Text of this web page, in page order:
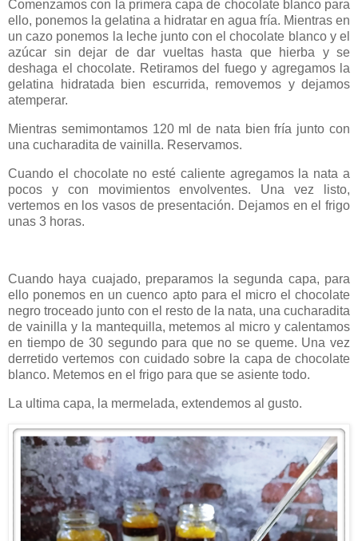
Comenzamos con la primera capa de chocolate blanco para
ello, ponemos la gelatina a hidratar en agua fría. Mientras en
un cazo ponemos la leche junto con el chocolate blanco y el
azúcar sin dejar de dar vueltas hasta que hierba y se
deshaga el chocolate. Retiramos del fuego y agregamos la
gelatina hidratada bien escurrida, removemos y dejamos
atemperar.
Mientras semimontamos 120 ml de nata bien fría junto con
una cucharadita de vainilla. Reservamos.
Cuando el chocolate no esté caliente agregamos la nata a
pocos y con movimientos envolventes. Una vez listo,
vertemos en los vasos de presentación. Dejamos en el frigo
unas 3 horas.
Cuando haya cuajado, preparamos la segunda capa, para
ello ponemos en un cuenco apto para el micro el chocolate
negro troceado junto con el resto de la nata, una cucharadita
de vainilla y la mantequilla, metemos al micro y calentamos
en tiempo de 30 segundo para que no se queme. Una vez
derretido vertemos con cuidado sobre la capa de chocolate
blanco. Metemos en el frigo para que se asiente todo.
La ultima capa, la mermelada, extendemos al gusto.